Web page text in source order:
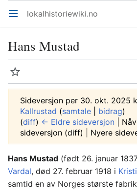
Åpne hovedmenyen lokalhistoriewiki.no
Hans Mustad
Overvåk
Sideversjon per 30. okt. 2025
Kallrustad (samtale bidrag)
(diff) ← Eldre sideversjon |
sideversjon (diff) | Nyere
Hans Mustad (født 26. januar
Vardal, død 27. februar 1918 i
samtid en av Norges største